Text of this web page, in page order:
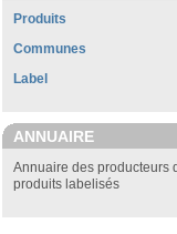
Produits
Communes
Label
ANNUAIRE
Annuaire des producteurs
produits labelisés